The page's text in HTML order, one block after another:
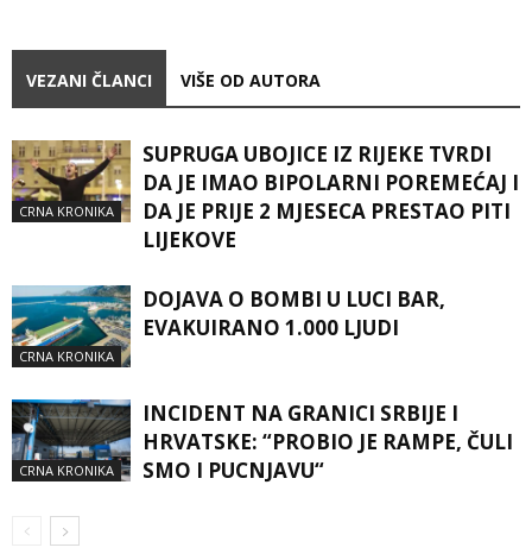
VEZANI ČLANCI VIŠE OD AUTORA
CRNA KRONIKA
SUPRUGA UBOJICE IZ RIJEKE TVRDI
DA JE IMAO BIPOLARNI POREMEĆAJ I
DA JE PRIJE 2 MJESECA PRESTAO PITI
LIJEKOVE
CRNA KRONIKA
DOJAVA O BOMBI U LUCI BAR,
EVAKUIRANO 1.000 LJUDI
CRNA KRONIKA
INCIDENT NA GRANICI SRBIJE I
HRVATSKE: “PROBIO JE RAMPE, ČULI
SMO I PUCNJAVU“